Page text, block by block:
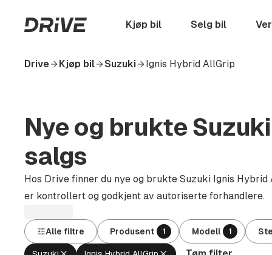
hovedinnhold
Startside Kjøp bil Selg bil
Drive Kjøp bil Suzuki Ignis Hybrid AllGrip
Nye og brukte
salgs
Hos Drive finner du nye og brukte Suzuki Ignis
er kontrollert og godkjent av autoriserte forhandlere.
Alle filtre Produsent 1 Modell 1